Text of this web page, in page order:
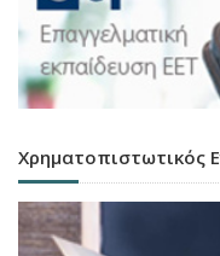
Χρηματοπιστωτικός